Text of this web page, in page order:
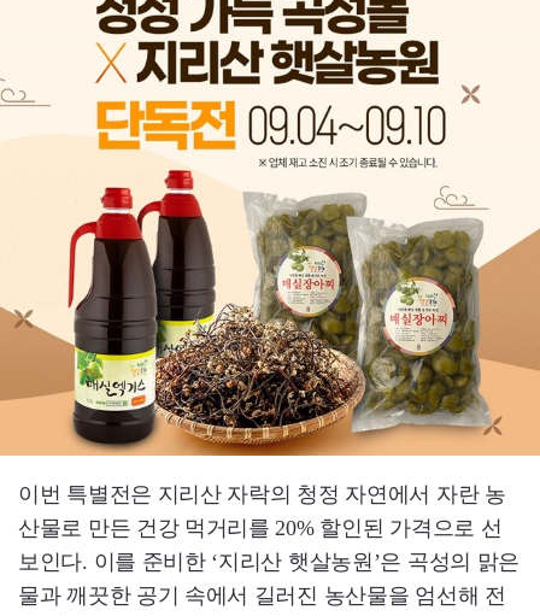
이번 특별전은 지리산 자락의 청정 자연에서 자란 농
산물로 만든 건강 먹거리를 20% 할인된 가격으로 선
보인다. 이를 준비한 ‘지리산 햇살농원’은 곡성의 맑은
물과 깨끗한 공기 속에서 길러진 농산물을 엄선해 전